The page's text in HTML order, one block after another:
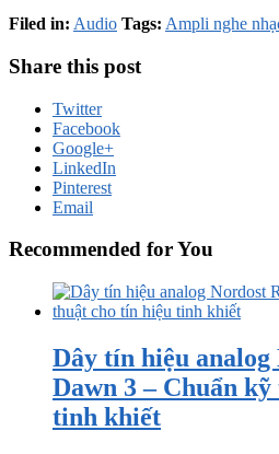
Filed in: Audio Tags: Ampli nghe
Share this post
Twitter
Facebook
Google+
LinkedIn
Pinterest
Email
Recommended for You
Dây tín hiệu analog
Dawn 3 – Chuẩn
tinh khiết